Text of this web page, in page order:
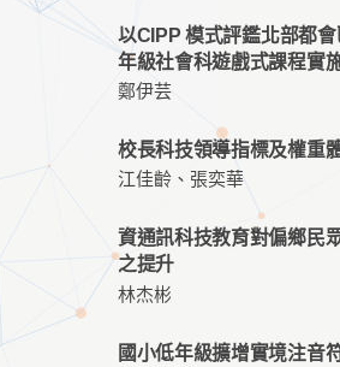
以CIPP 模式評鑑北部都
年級社會科遊戲式課程實
鄭伊芸
校長科技領導指標及權重
江佳齡、張奕華
資通訊科技教育對偏鄉民
之提升
林杰彬
國小低年級擴增實境注音